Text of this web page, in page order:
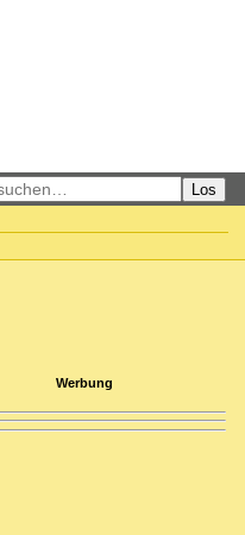
Los
Werbung